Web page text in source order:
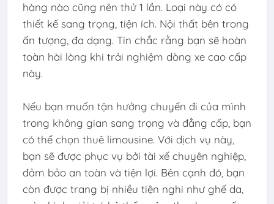
hàng nào cũng nên thử 1 lần. Loại này có có
thiết kế sang trọng, tiện ích. Nội thất bên trong
ấn tượng, đa dạng. Tin chắc rằng bạn sẽ hoàn
toàn hài lòng khi trải nghiệm dòng xe cao cấp
này.
Nếu bạn muốn tận hưởng chuyến đi của mình
trong không gian sang trọng và đẳng cấp, bạn
có thể chọn thuê limousine. Với dịch vụ này,
bạn sẽ được phục vụ bởi tài xế chuyên nghiệp,
đảm bảo an toàn và tiện lợi. Bên cạnh đó, bạn
còn được trang bị nhiều tiện nghi như ghế da,